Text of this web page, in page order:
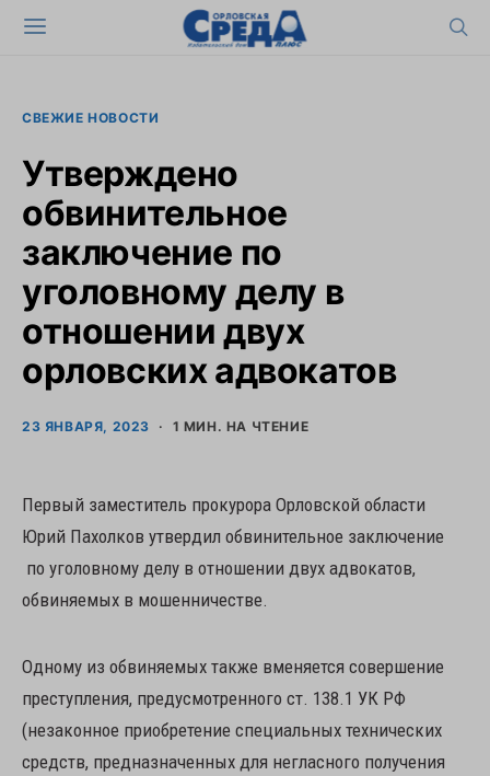
СВЕЖИЕ НОВОСТИ
Утверждено
обвинительное
заключение по
уголовному делу в
отношении двух
орловских адвокатов
23 ЯНВАРЯ, 2023 1 МИН. НА ЧТЕНИЕ
Первый заместитель прокурора Орловской области
Юрий Пахолков утвердил обвинительное заключение
по уголовному делу в отношении двух адвокатов,
обвиняемых в мошенничестве.
Одному из обвиняемых также вменяется совершение
преступления, предусмотренного ст. 138.1 УК РФ
(незаконное приобретение специальных технических
средств, предназначенных для негласного получения